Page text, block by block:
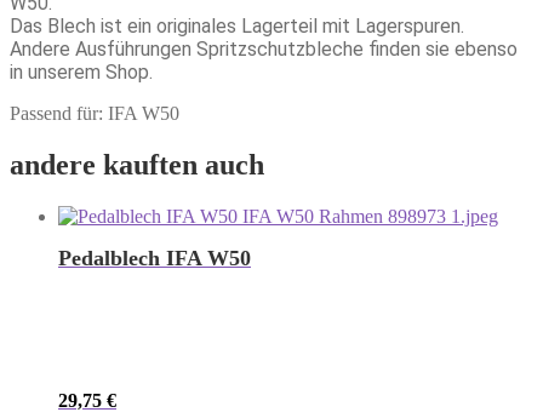
Das Blech ist ein originales Lagerteil mit Lagerspuren.
Andere Ausführungen Spritzschutzbleche finden sie ebenso
in unserem Shop.
Passend für: IFA W50
andere kauften auch
Pedalblech IFA W50
29,75 €